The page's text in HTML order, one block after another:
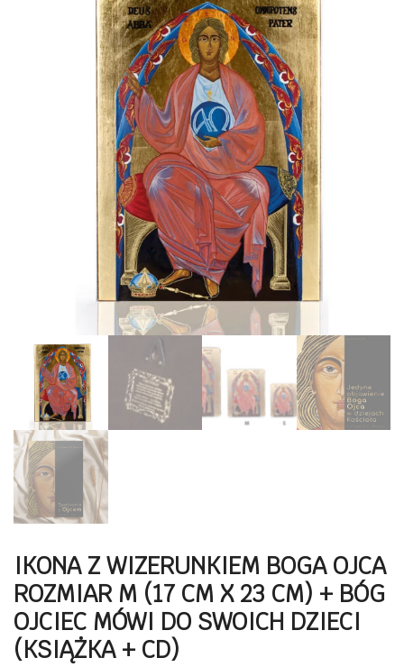
IKONA Z WIZERUNKIEM BOGA OJCA
ROZMIAR M (17 CM X 23 CM) + BÓG
OJCIEC MÓWI DO SWOICH DZIECI
(KSIĄŻKA + CD)